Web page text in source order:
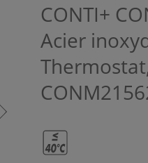
CONTI+
Acier